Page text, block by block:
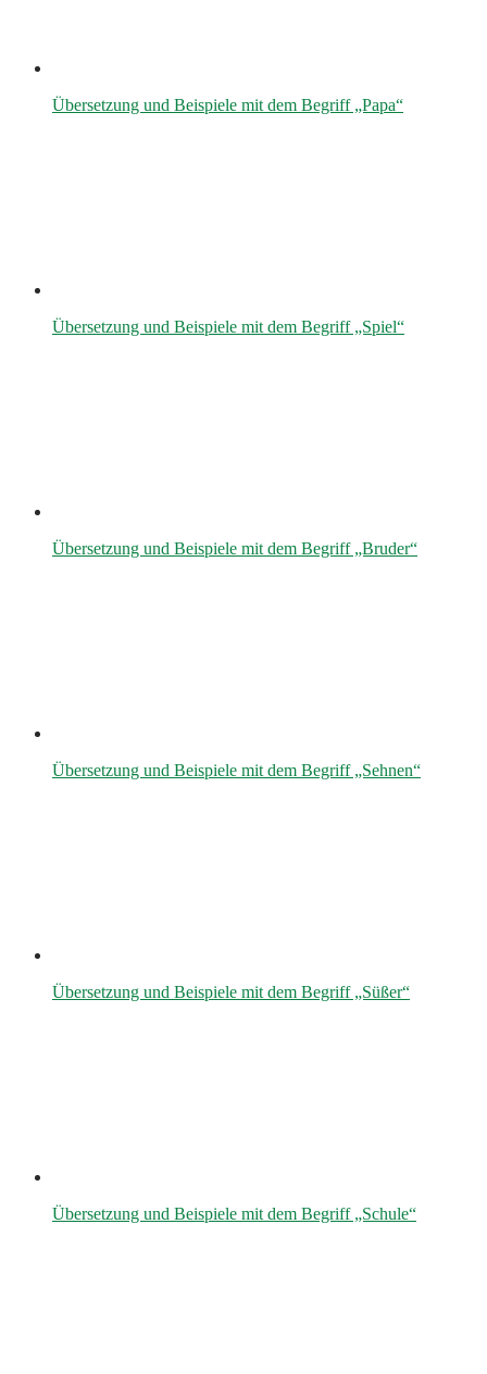
Übersetzung und Beispiele mit dem Begriff „Papa“
Übersetzung und Beispiele mit dem Begriff „Spiel“
Übersetzung und Beispiele mit dem Begriff „Bruder“
Übersetzung und Beispiele mit dem Begriff „Sehnen“
Übersetzung und Beispiele mit dem Begriff „Süßer“
Übersetzung und Beispiele mit dem Begriff „Schule“